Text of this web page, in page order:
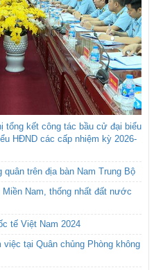
tổng kết công tác bầu cử đại biểu
HĐND các cấp nhiệm kỳ 2026-
quân trên địa bàn Nam Trung Bộ
Nam, thống nhất đất nước
tế Việt Nam 2024
tại Quân chủng Phòng không